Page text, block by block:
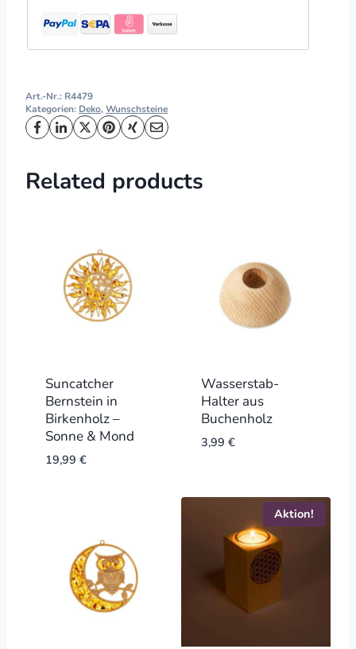
Art.-Nr.: R4479
Kategorien: Deko,Wunschsteine
Related products
Suncatcher
Bernstein in
Birkenholz –
Sonne & Mond
19,99 €
Wasserstab-
Halter aus
Buchenholz
3,99 €
Aktion!